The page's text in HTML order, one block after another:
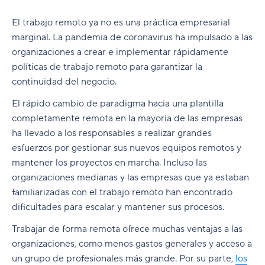
¿Qué es un trabajador remoto y cómo trabaja la
gente de forma remota?
¿Por qué está cambiando la percepción del
trabajo remoto?
¿Qué deben saber los empleadores sobre el
trabajo remoto?
5. La cantera de talentos se amplía
Ventajas del teletrabajo para el empleado
Contratación virtual de trabajadores remotos
Descubre las ventajas del teletrabajo
tareas del equipo
Garantiza una colaboración remota efectiva
Cómo lidiar con las diferencias culturales
Retos y soluciones del trabajo remoto para los
empleados
Maximizar la productividad
Trabaja la priorización y la gestión del tiempo
Gestionar el aislamiento y las escasas
Gestionar las interrupciones y las distracciones
del trabajo
El trabajo remoto ya no es una práctica empresarial
marginal. La pandemia de coronavirus ha impulsado a las
organizaciones a crear e implementar rápidamente
políticas de trabajo remoto para garantizar la
continuidad del negocio.
El rápido cambio de paradigma hacia una plantilla
completamente remota en la mayoría de las empresas
ha llevado a los responsables a realizar grandes
esfuerzos por gestionar sus nuevos equipos remotos y
mantener los proyectos en marcha. Incluso las
organizaciones medianas y las empresas que ya estaban
familiarizadas con el trabajo remoto han encontrado
dificultades para escalar y mantener sus procesos.
Trabajar de forma remota ofrece muchas ventajas a las
organizaciones, como menos gastos generales y acceso a
un grupo de profesionales más grande. Por su parte, los